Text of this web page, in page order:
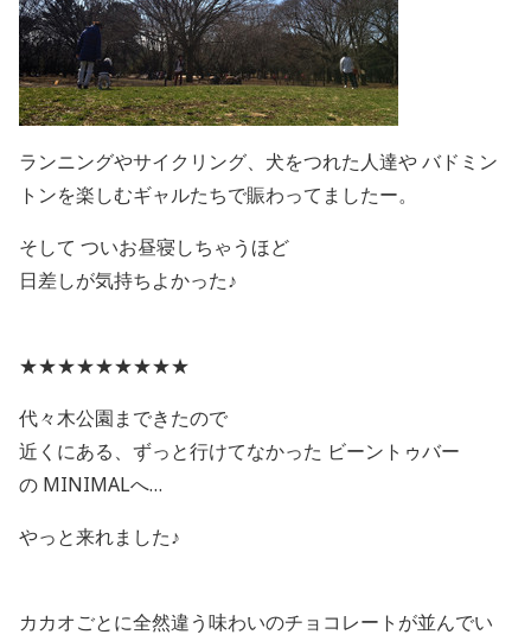
ランニングやサイクリング、犬をつれた人達や バドミン
トンを楽しむギャルたちで賑わってましたー。
そして ついお昼寝しちゃうほど
日差しが気持ちよかった♪
★★★★★★★★★
代々木公園まできたので
近くにある、ずっと行けてなかった ビーントゥバー
の MINIMALへ…
やっと来れました♪
カカオごとに全然違う味わいのチョコレートが並んでい